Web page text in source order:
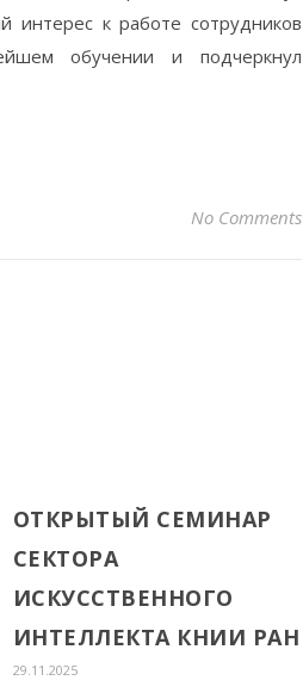
интерес к работе сотрудников
обучении и подчеркнул
No Comments
ОТКРЫТЫЙ СЕМИНАР
СЕКТОРА
ИСКУССТВЕННОГО
ИНТЕЛЛЕКТА КНИИ РАН
29.11.2025